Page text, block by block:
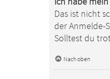
Das ist nicht
der Anmelde-
Solltest du
Nach oben